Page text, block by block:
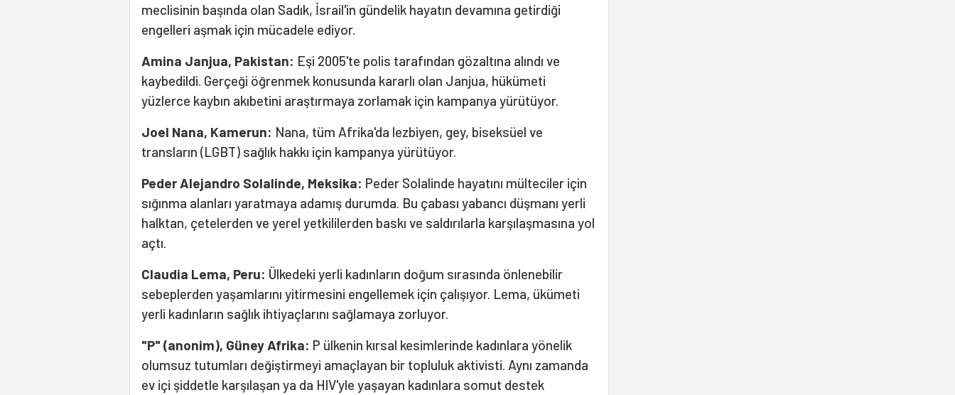
meclisinin başında olan Sadık, İsrail'in gündelik hayatın devamına getirdiği
engelleri aşmak için mücadele ediyor.
Amina Janjua, Pakistan: Eşi 2005'te polis tarafından gözaltına alındı ve
kaybedildi. Gerçeği öğrenmek konusunda kararlı olan Janjua, hükümeti
yüzlerce kaybın akıbetini araştırmaya zorlamak için kampanya yürütüyor.
Joel Nana, Kamerun: Nana, tüm Afrika'da lezbiyen, gey, biseksüel ve
transların (LGBT) sağlık hakkı için kampanya yürütüyor.
Peder Alejandro Solalinde, Meksika: Peder Solalinde hayatını mülteciler için
sığınma alanları yaratmaya adamış durumda. Bu çabası yabancı düşmanı yerli
halktan, çetelerden ve yerel yetkililerden baskı ve saldırılarla karşılaşmasına yol
açtı.
Claudia Lema, Peru: Ülkedeki yerli kadınların doğum sırasında önlenebilir
sebeplerden yaşamlarını yitirmesini engellemek için çalışıyor. Lema, ükümeti
yerli kadınların sağlık ihtiyaçlarını sağlamaya zorluyor.
"P" (anonim), Güney Afrika: P ülkenin kırsal kesimlerinde kadınlara yönelik
olumsuz tutumları değiştirmeyi amaçlayan bir topluluk aktivisti. Aynı zamanda
ev içi şiddetle karşılaşan ya da HIV'yle yaşayan kadınlara somut destek